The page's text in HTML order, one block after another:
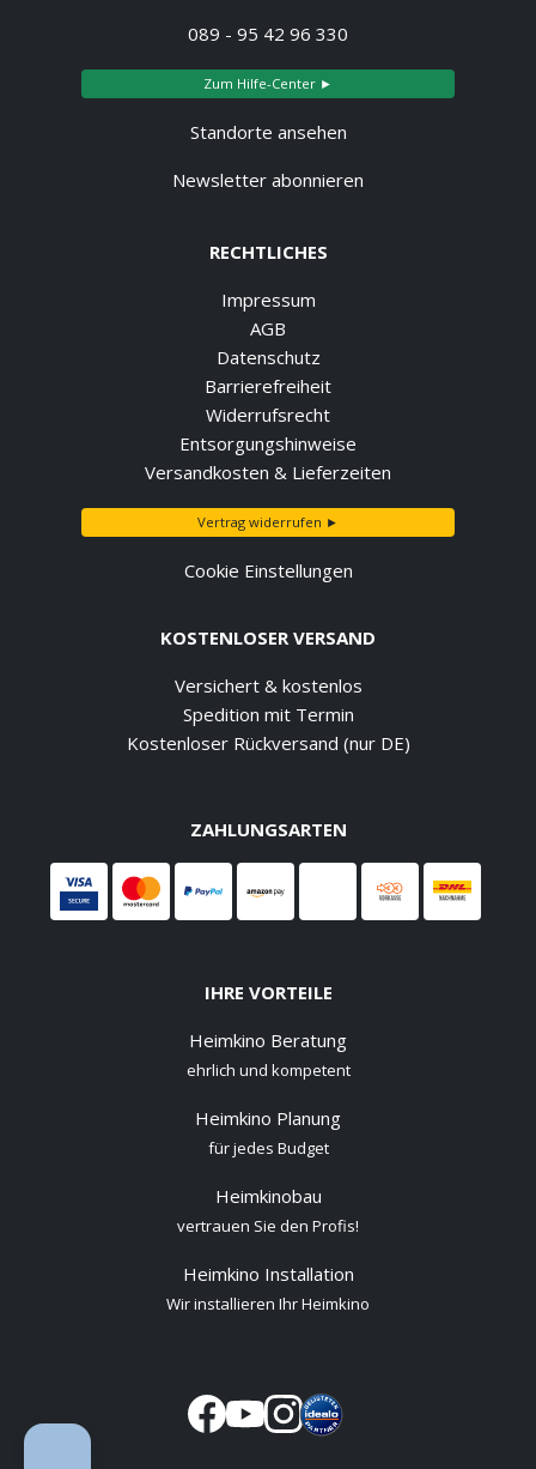
089 - 95 42 96 330
Zum Hilfe-Center ►
Standorte ansehen
Newsletter abonnieren
RECHTLICHES
Impressum
AGB
Datenschutz
Barrierefreiheit
Widerrufsrecht
Entsorgungshinweise
Versandkosten & Lieferzeiten
Vertrag widerrufen ►
Cookie Einstellungen
KOSTENLOSER VERSAND
Versichert & kostenlos
Spedition mit Termin
Kostenloser Rückversand (nur DE)
ZAHLUNGSARTEN
IHRE VORTEILE
Heimkino Beratung
ehrlich und kompetent
Heimkino Planung
für jedes Budget
Heimkinobau
vertrauen Sie den Profis!
Heimkino Installation
Wir installieren Ihr Heimkino